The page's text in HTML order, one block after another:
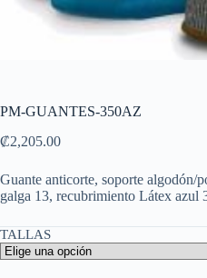
PM-GUANTES-350AZ
₡2,205.00
Guante anticorte, soporte algodón/
galga 13, recubrimiento Látex azul
TALLAS